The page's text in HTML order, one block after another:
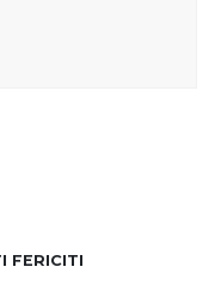
FERICITI